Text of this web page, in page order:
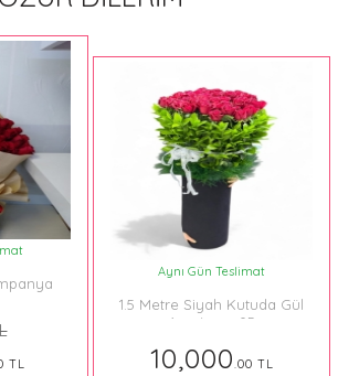
TL
Aynı Gün Teslimat
1.5 Metre Siyah Kutuda Gül
Aranjman 05
10,000.00 TL